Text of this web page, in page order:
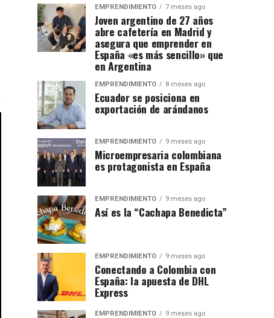
EMPRENDIMIENTO 7 meses ago
Joven argentino de 27 años
abre cafetería en Madrid y
asegura que emprender en
España «es más sencillo» que
en Argentina
EMPRENDIMIENTO 8 meses ago
Ecuador se posiciona en
exportación de arándanos
EMPRENDIMIENTO 9 meses ago
Microempresaria colombiana
es protagonista en España
EMPRENDIMIENTO 9 meses ago
Así es la “Cachapa Benedicta”
EMPRENDIMIENTO 9 meses ago
Conectando a Colombia con
España: la apuesta de DHL
Express
EMPRENDIMIENTO 9 meses ago